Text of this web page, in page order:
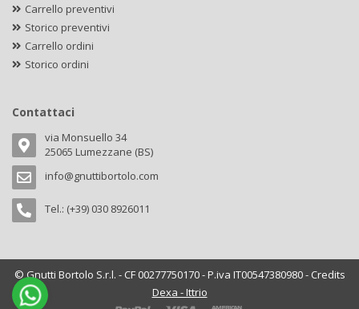
Carrello preventivi
Storico preventivi
Carrello ordini
Storico ordini
Contattaci
via Monsuello 34
25065 Lumezzane (BS)
info@gnuttibortolo.com
Tel.: (+39) 030 8926011
© Gnutti Bortolo S.r.l. - CF 00277750170 - P.iva IT00547380980 - Credits
Dexa - Ittrio